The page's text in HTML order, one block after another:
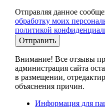
Отправляя данное
обработку моих
политикой
Отправить
Внимание! Все отзывы
администрация сайта
в размещении,
объяснения причин.
Информация для